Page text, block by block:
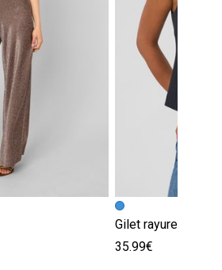
Gilet rayures sans
35.99€